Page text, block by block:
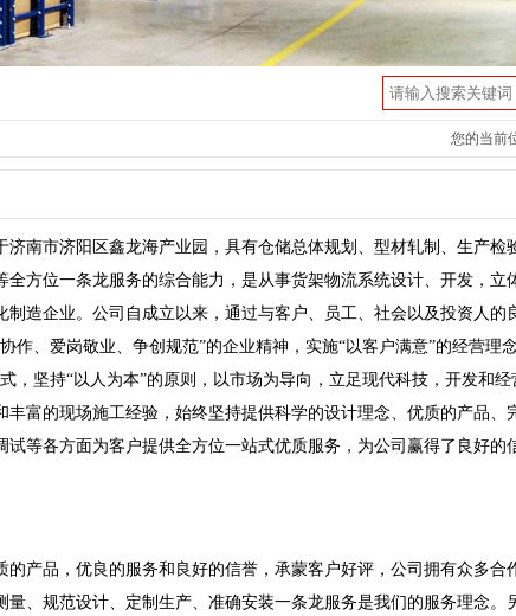
您的当前
济南市济阳区鑫龙海产业园，具有仓储总体规划、型材轧制、生产检
全方位一条龙服务的综合能力，是从事货架物流系统设计、开发，立
制造企业。公司自成立以来，通过与客户、员工、社会以及投资人的
作、爱岗敬业、争创规范”的企业精神，实施“以客户满意”的经营理
，坚持“以人为本”的原则，以市场为导向，立足现代科技，开发和
丰富的现场施工经验，始终坚持提供科学的设计理念、优质的产品、
试等各方面为客户提供全方位一站式优质服务，为公司赢得了良好的
的产品，优良的服务和良好的信誉，承蒙客户好评，公司拥有众多合
量、规范设计、定制生产、准确安装一条龙服务是我们的服务理念。